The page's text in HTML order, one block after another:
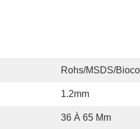
Rohs/MSDS/
1.2mm
36 À 65 Mm